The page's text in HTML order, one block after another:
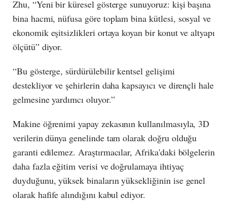
Zhu, “Yeni bir küresel gösterge sunuyoruz: kişi başına
bina hacmi, nüfusa göre toplam bina kütlesi, sosyal ve
ekonomik eşitsizlikleri ortaya koyan bir konut ve altyapı
ölçütü” diyor.
“Bu gösterge, sürdürülebilir kentsel gelişimi
destekliyor ve şehirlerin daha kapsayıcı ve dirençli hale
gelmesine yardımcı oluyor.”
Makine öğrenimi yapay zekasının kullanılmasıyla, 3D
verilerin dünya genelinde tam olarak doğru olduğu
garanti edilemez. Araştırmacılar, Afrika'daki bölgelerin
daha fazla eğitim verisi ve doğrulamaya ihtiyaç
duyduğunu, yüksek binaların yüksekliğinin ise genel
olarak hafife alındığını kabul ediyor.